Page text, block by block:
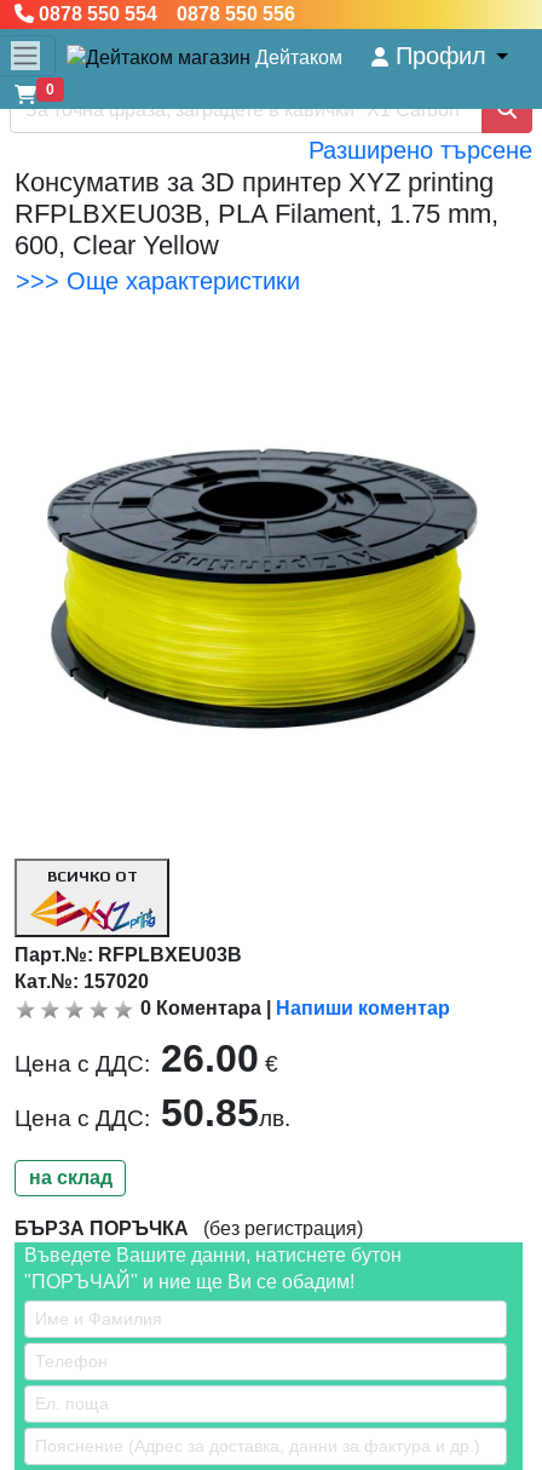
0878 550 554 0878 550 556
Дейтаком Профил
0
Разширено търсене
Консуматив за 3D принтер XYZ printing
RFPLBXEU03B, PLA Filament, 1.75 mm,
600, Clear Yellow
>>> Още характеристики
ВСИЧКО ОТ
Парт.№: RFPLBXEU03B
Кат.№: 157020
0 Коментара Напиши коментар
Цена с ДДС: 26.00 €
Цена с ДДС: 50.85лв.
на склад
БЪРЗА ПОРЪЧКА (без регистрация)
Въведете Вашите данни, натиснете бутон
"ПОРЪЧАЙ" и ние ще Ви се обадим!